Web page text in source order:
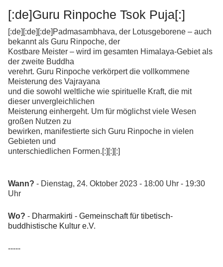
[:de]Guru Rinpoche Tsok Puja[:]
[:de][:de][:de]Padmasambhava, der Lotusgeborene – auch
bekannt als Guru Rinpoche, der
Kostbare Meister – wird im gesamten Himalaya-Gebiet als
der zweite Buddha
verehrt. Guru Rinpoche verkörpert die vollkommene
Meisterung des Vajrayana
und die sowohl weltliche wie spirituelle Kraft, die mit
dieser unvergleichlichen
Meisterung einhergeht. Um für möglichst viele Wesen
großen Nutzen zu
bewirken, manifestierte sich Guru Rinpoche in vielen
Gebieten und
unterschiedlichen Formen.[:][:][:]
Wann? - Dienstag, 24. Oktober 2023 - 18:00 Uhr - 19:30
Uhr
Wo? - Dharmakirti - Gemeinschaft für tibetisch-
buddhistische Kultur e.V.
-----